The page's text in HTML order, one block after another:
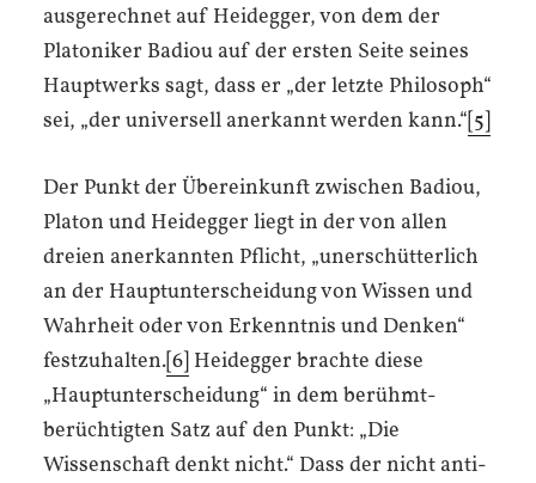
ausgerechnet auf Heidegger, von dem der
Platoniker Badiou auf der ersten Seite seines
Hauptwerks sagt, dass er „der letzte Philosoph“
sei, „der universell anerkannt werden kann.“[5]
Der Punkt der Übereinkunft zwischen Badiou,
Platon und Heidegger liegt in der von allen
dreien anerkannten Pflicht, „unerschütterlich
an der Hauptunterscheidung von Wissen und
Wahrheit oder von Erkenntnis und Denken“
festzuhalten.[6] Heidegger brachte diese
„Hauptunterscheidung“ in dem berühmt-
berüchtigten Satz auf den Punkt: „Die
Wissenschaft denkt nicht.“ Dass der nicht anti-